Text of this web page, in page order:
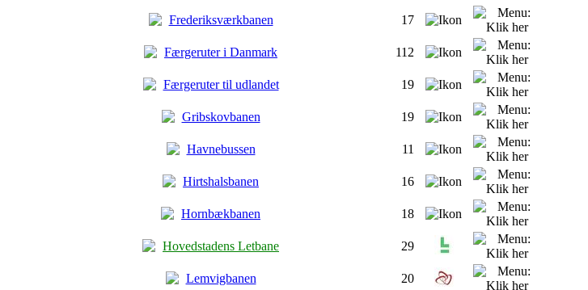
Frederiksværkbanen 17
Færgeruter i Danmark 112
Færgeruter til udlandet 19
Gribskovbanen 19
Havnebussen 11
Hirtshalsbanen 16
Hornbækbanen 18
Hovedstadens Letbane 29
Lemvigbanen 20